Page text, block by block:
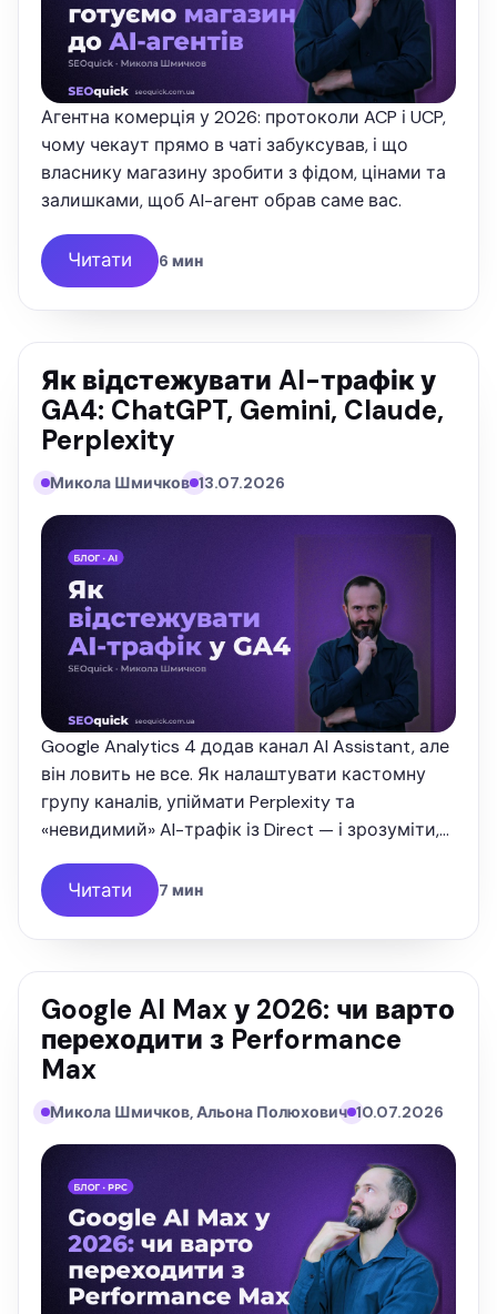
Агентна комерція у 2026: протоколи ACP і UCP,
чому чекаут прямо в чаті забуксував, і що
власнику магазину зробити з фідом, цінами та
залишками, щоб AI-агент обрав саме вас.
Читати 6 мин
Як відстежувати AI-трафік у
GA4: ChatGPT, Gemini, Claude,
Perplexity
Микола Шмичков 13.07.2026
Google Analytics 4 додав канал AI Assistant, але
він ловить не все. Як налаштувати кастомну
групу каналів, упіймати Perplexity та
«невидимий» AI-трафік із Direct — і зрозуміти,
Читати 7 мин
Google AI Max у 2026: чи варто
переходити з Performance
Max
Микола Шмичков, Альона Полюхович 10.07.2026